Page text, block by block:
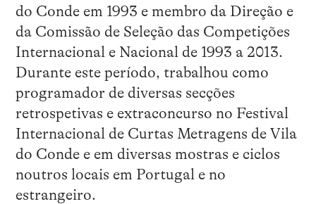
do Conde em 1993 e membro da Direção e
da Comissão de Seleção das Competições
Internacional e Nacional de 1993 a 2013.
Durante este período, trabalhou como
programador de diversas secções
retrospetivas e extraconcurso no Festival
Internacional de Curtas Metragens de Vila
do Conde e em diversas mostras e ciclos
noutros locais em Portugal e no
estrangeiro.